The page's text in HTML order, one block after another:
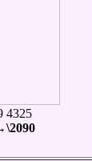
4325